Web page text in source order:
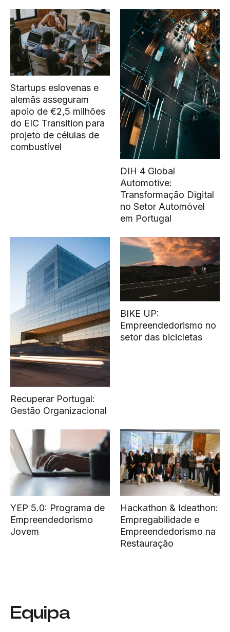
Startups eslovenas e
alemãs asseguram
apoio de €2,5 milhões
do EIC Transition para
projeto de células de
combustível
DIH 4 Global
Automotive:
Transformação Digital
no Setor Automóvel
em Portugal
Recuperar Portugal:
Gestão Organizacional
BIKE UP:
Empreendedorismo no
setor das bicicletas
YEP 5.0: Programa de
Empreendedorismo
Jovem
Hackathon & Ideathon:
Empregabilidade e
Empreendedorismo na
Restauração
Equipa